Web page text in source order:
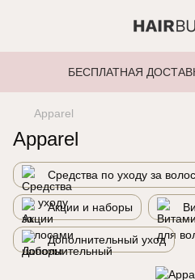
БЕСПЛАТНАЯ
Apparel
Apparel
Средства по уходу за
Акции и наборы
Дополнительный уход